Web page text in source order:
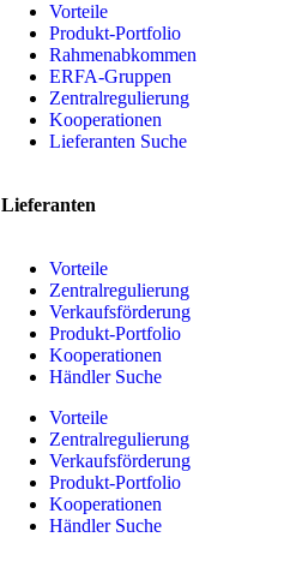
Vorteile
Produkt-Portfolio
Rahmenabkommen
ERFA-Gruppen
Zentralregulierung
Kooperationen
Lieferanten Suche
Lieferanten
Vorteile
Zentralregulierung
Verkaufsförderung
Produkt-Portfolio
Kooperationen
Händler Suche
Vorteile
Zentralregulierung
Verkaufsförderung
Produkt-Portfolio
Kooperationen
Händler Suche